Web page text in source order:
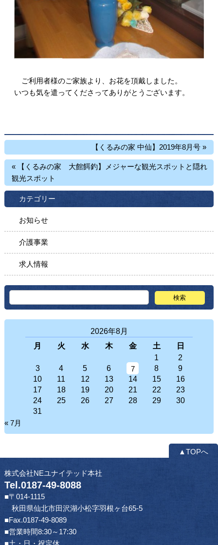
ご利用者様のご家族より、お花を頂戴しました。
いつも気を遣ってくださってありがとうございます。
【くるみの家 中仙】2019年8月号 »
« 【くるみの家 大館餌釣】メジャーな観光スポットと隠れ
観光スポット
カテゴリー
お知らせ
介護事業
求人情報
2026年8月
月
火 水 木 金 土
日
1
2
3
4 5 6 7 8
9
10
11 12 13 14 15
16
17
18 19 20 21 22
23
24
25 26 27 28 29
30
31
« 7月
▲TOPへ
株式会社NEユナイテッド本社
Tel.0187-49-8088
■〒014-1115
秋田県仙北市田沢湖小松字羽根ヶ台65-5
■Fax.0187-49-8089
■営業時間8:30～17:30